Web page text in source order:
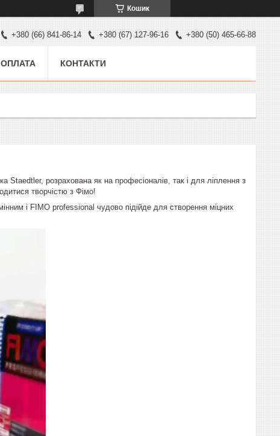
Кошик
+380 (66) 841-86-14 +380 (67) 127-96-16 +380 (50) 465-66-88
КОНТАКТИ
розрахована як на професіоналів, так і для ліплення з
творчістю з Фімо!
і FIMO professional чудово підійде для створення міцних